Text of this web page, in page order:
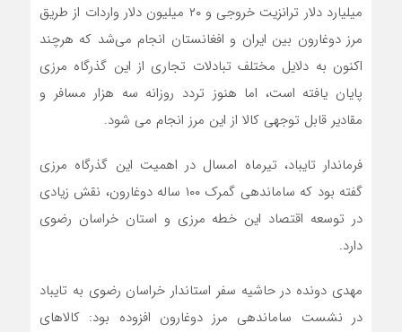
میلیارد دلار ترانزیت خروجی و ۲۰ میلیون دلار واردات از طریق
مرز دوغارون بین ایران و افغانستان انجام می‌شد که هرچند
اکنون به دلایل مختلف تبادلات تجاری از این گذرگاه مرزی
پایان یافته است، اما هنوز تردد روزانه سه هزار مسافر و
مقادیر قابل توجهی کالا از این مرز انجام می شود.
فرماندار تایباد، تیرماه امسال در اهمیت این گذرگاه مرزی
گفته بود که ساماندهی گمرک ۱۰۰ ساله دوغارون، نقش زیادی
در توسعه اقتصاد این خطه مرزی و استان خراسان رضوی
دارد.
مهدی دونده در حاشیه سفر استاندار خراسان رضوی به تایباد
در نشست ساماندهی مرز دوغارون افزوده بود: کالاهای